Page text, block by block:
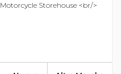
Storehouse <br/>